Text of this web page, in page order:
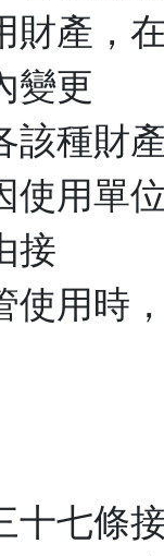
財產，
變更
該種財
使用單
接
使用時
十七條